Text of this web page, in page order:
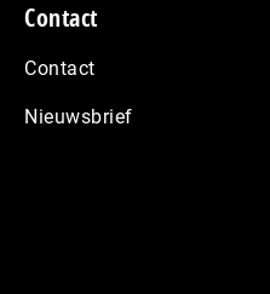
Contact
Contact
Nieuwsbrief